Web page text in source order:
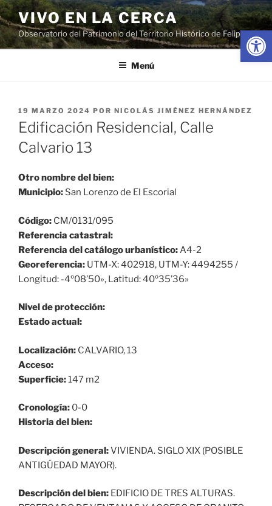
Abrir
Saltar
al
contenido
VIVO EN LA CERCA
Observatorio del Patrimonio del Territorio Histórico de Felipe II
Menú
PUBLICADO
EL
19 MARZO 2024 POR NICOLÁS JIMÉNEZ HERNÁNDEZ
Edificación Residencial, Calle
Calvario 13
Otro nombre del bien:
Municipio: San Lorenzo de El Escorial
Código: CM/0131/095
Referencia catastral:
Referencia del catálogo urbanístico:A4-2
Georeferencia: UTM-X: 402918, UTM-Y: 4494255 /
Longitud: -4º08’50», Latitud: 40º35’36»
Nivel de protección:
Estado actual:
Localización: CALVARIO, 13
Acceso:
Superficie:147 m2
Cronología: 0-0
Historia del bien:
Descripción general:VIVIENDA. SIGLO XIX (POSIBLE
ANTIGÜEDAD MAYOR).
Descripción del bien: EDIFICIO DE TRES ALTURAS.